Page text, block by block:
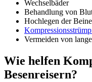
Wechselbäder
Behandlung von
Hochlegen der Beine
Vermeiden von
Wie helfen
Besenreisern?